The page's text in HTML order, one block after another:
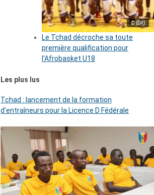
© (DR)
Le Tchad décroche sa toute
première qualification pour
l’Afrobasket U18
Les plus lus
Tchad : lancement de la formation
d’entraîneurs pour la Licence D Fédérale